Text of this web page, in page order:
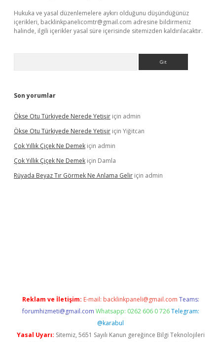
Hukuka ve yasal düzenlemelere aykırı olduğunu düşündüğünüz
içerikleri, backlinkpanelicomtr@gmail.com adresine bildirmeniz
halinde, ilgili içerikler yasal süre içerisinde sitemizden kaldırılacaktır.
Son yorumlar
Ökse Otu Türkiyede Nerede Yetişir için admin
Ökse Otu Türkiyede Nerede Yetişir için Yiğitcan
Çok Yıllık Çiçek Ne Demek için admin
Çok Yıllık Çiçek Ne Demek için Damla
Rüyada Beyaz Tır Görmek Ne Anlama Gelir için admin
Reklam ve İletişim: E-mail: backlinkpaneli@gmail.com Teams:
forumhizmeti@gmail.com Whatsapp: 0262 606 0 726 Telegram:
@karabul
Yasal Uyarı: Sitemiz, 5651 Sayılı Kanun gereğince Bilgi Teknolojileri